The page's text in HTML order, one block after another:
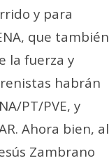
y para
que también
la fuerza y
habrán
PT/PVE, y
Ahora bien, al
Zambrano